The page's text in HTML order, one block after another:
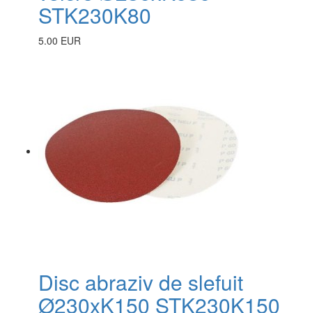
STK230K80
5.00 EUR
Disc abraziv de slefuit
Ø230xK150 STK230K150